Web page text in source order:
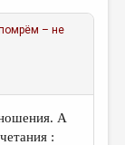
помрём – не
А
: